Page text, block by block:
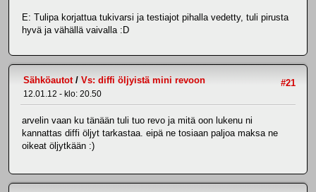
E: Tulipa korjattua tukivarsi ja testiajot pihalla vedetty, tuli pirusta
hyvä ja vähällä vaivalla :D
#21
Sähköautot/ Vs: diffi öljyistä mini revoon
12.01.12 - klo: 20.50
arvelin vaan ku tänään tuli tuo revo ja mitä oon lukenu ni
kannattas diffi öljyt tarkastaa. eipä ne tosiaan paljoa maksa ne
oikeat öljytkään :)